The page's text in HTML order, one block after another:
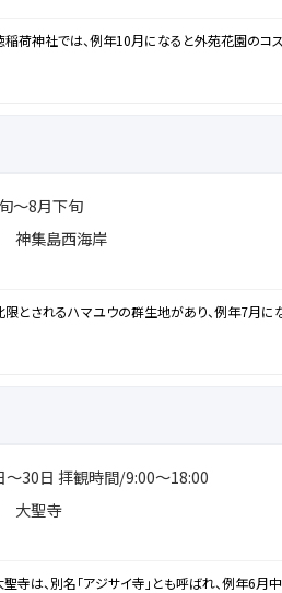
稲荷神社では、例年10月になると外苑花園のコ
～8月下旬
神集島西海岸
とされるハマユウの群生地があり、例年7月に
～30日 拝観時間/9:00～18:00
大聖寺
は、別名「アジサイ寺」とも呼ばれ、例年6月